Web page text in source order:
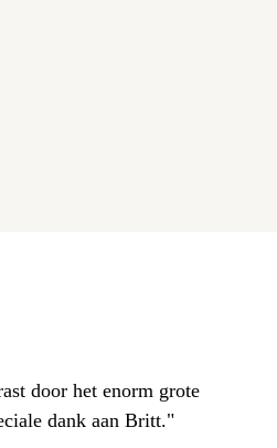
door het enorm grote
dank aan Britt."